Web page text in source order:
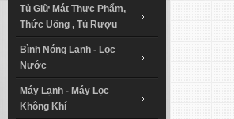
Tủ Giữ Mát Thực Phẩm,
Thức Uống , Tủ Rượu
Bình Nóng Lạnh - Lọc
Nước
Máy Lạnh - Máy Lọc
Không Khí